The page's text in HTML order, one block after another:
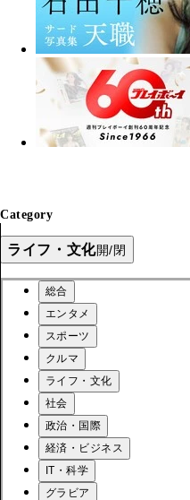
Category
ライフ・文化開/閉
総合
エンタメ
スポーツ
クルマ
ライフ・文化
社会
政治・国際
経済・ビジネス
IT・科学
グラビア